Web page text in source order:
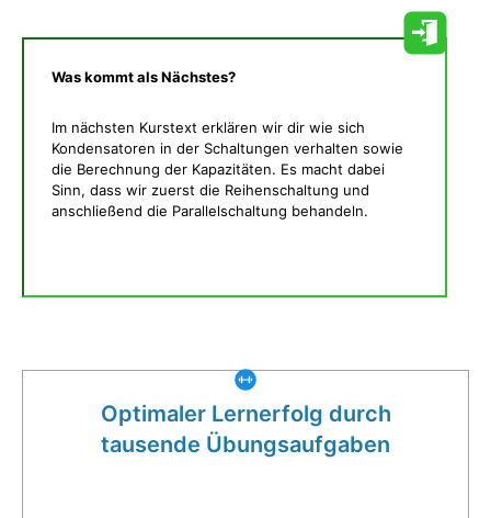
Was kommt als Nächstes?
Im nächsten Kurstext erklären wir dir wie sich
Kondensatoren in der Schaltungen verhalten sowie
die Berechnung der Kapazitäten. Es macht dabei
Sinn, dass wir zuerst die Reihenschaltung und
anschließend die Parallelschaltung behandeln.
Optimaler Lernerfolg durch
tausende Übungsaufgaben